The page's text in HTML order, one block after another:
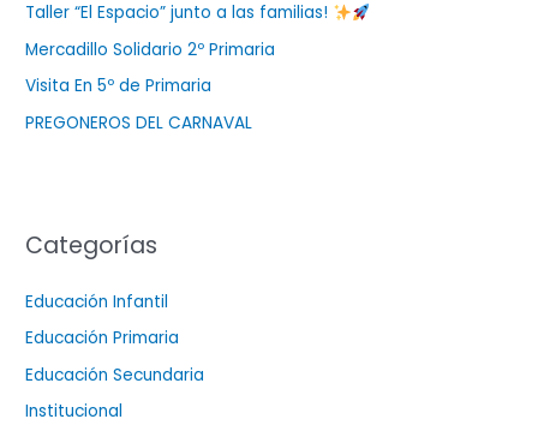
Taller “El Espacio” junto a las familias!
Mercadillo Solidario 2º Primaria
Visita En 5º de Primaria
PREGONEROS DEL CARNAVAL
Categorías
Educación Infantil
Educación Primaria
Educación Secundaria
Institucional